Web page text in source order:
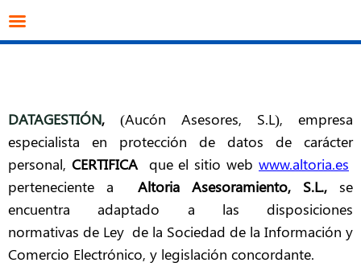
DATAGESTIÓN, (Aucón Asesores, S.L), empresa
especialista en protección de datos de carácter
personal, CERTIFICA que el sitio webwww.altoria.es
perteneciente a
Altoria Asesoramiento, S.L.,
se
encuentra adaptado a las disposiciones
normativas de Ley de la Sociedad de la Información y
Comercio Electrónico, y legislación concordante.